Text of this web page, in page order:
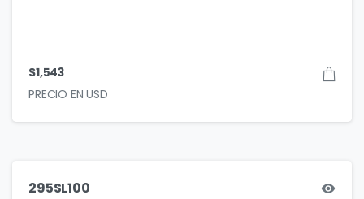
$1,543
295SL100